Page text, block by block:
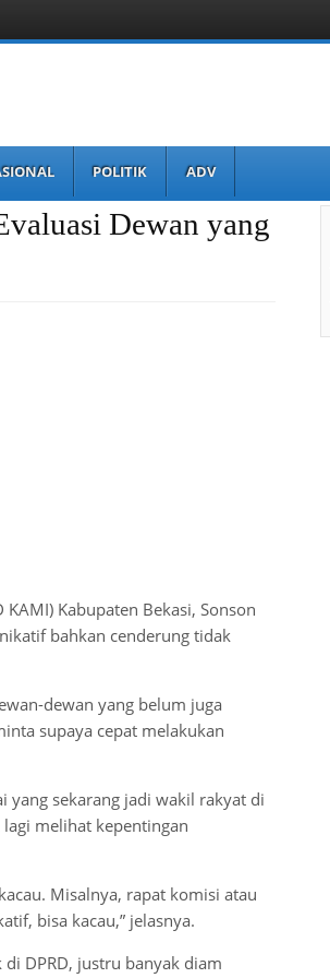
POLITIK ADV
Dewan yang
Kabupaten Bekasi, Sonson
bahkan cenderung tidak
dewan yang belum juga
supaya cepat melakukan
yang sekarang jadi wakil rakyat di
melihat kepentingan
Misalnya, rapat komisi atau
bisa kacau,” jelasnya.
DPRD, justru banyak diam